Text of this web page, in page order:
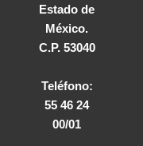
Estado de
México.
C.P. 53040
Teléfono:
55 46 24
00/01